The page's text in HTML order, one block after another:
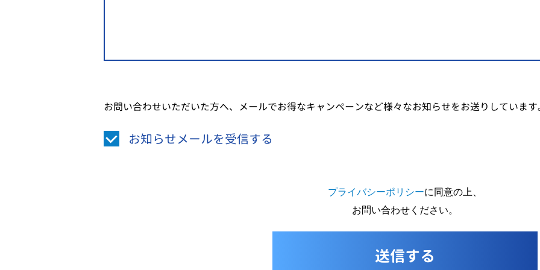
お問い合わせいただいた方へ、メールでお得なキャンペーンなど様々なお知らせをお送りしています
お知らせメールを受信する
プライバシーポリシーに同意の上、
お問い合わせください。